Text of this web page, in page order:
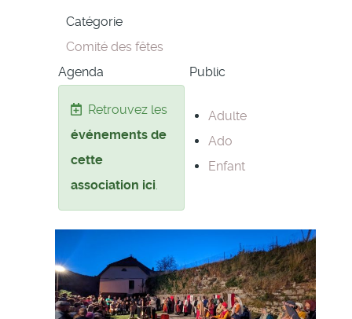
Catégorie
Comité des fêtes
Agenda
Retrouvez les
événements de
cette
association ici.
Public
Adulte
Ado
Enfant